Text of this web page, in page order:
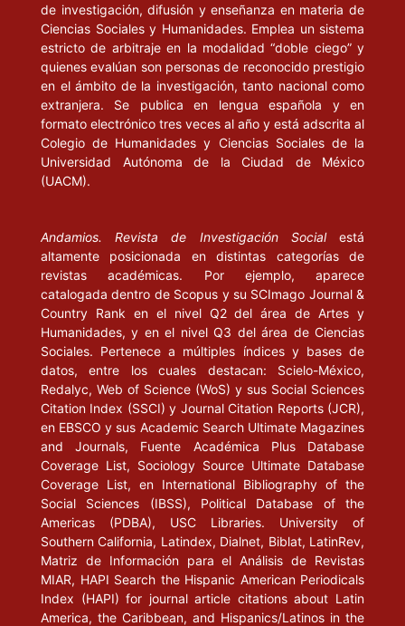
de investigación, difusión y enseñanza en materia de
Ciencias Sociales y Humanidades. Emplea un sistema
estricto de arbitraje en la modalidad “doble ciego” y
quienes evalúan son personas de reconocido prestigio
en el ámbito de la investigación, tanto nacional como
extranjera. Se publica en lengua española y en
formato electrónico tres veces al año y está adscrita al
Colegio de Humanidades y Ciencias Sociales de la
Universidad Autónoma de la Ciudad de México
(UACM).
Andamios. Revista de Investigación Socialestá
altamente posicionada en distintas categorías de
revistas académicas. Por ejemplo, aparece
catalogada dentro de Scopus y su SCImago Journal &
Country Rank en el nivel Q2 del área de Artes y
Humanidades, y en el nivel Q3 del área de Ciencias
Sociales. Pertenece a múltiples índices y bases de
datos, entre los cuales destacan: Scielo-México,
Redalyc, Web of Science (WoS) y sus Social Sciences
Citation Index (SSCI) y Journal Citation Reports (JCR),
en EBSCO y sus Academic Search Ultimate Magazines
and Journals, Fuente Académica Plus Database
Coverage List, Sociology Source Ultimate Database
Coverage List, en International Bibliography of the
Social Sciences (IBSS), Political Database of the
Americas (PDBA), USC Libraries. University of
Southern California, Latindex, Dialnet, Biblat, LatinRev,
Matriz de Información para el Análisis de Revistas
MIAR, HAPI Search the Hispanic American Periodicals
Index (HAPI) for journal article citations about Latin
America, the Caribbean, and Hispanics/Latinos in the